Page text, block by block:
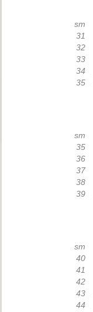
sm
31
32
33
34
35
sm
35
36
37
38
39
sm
40
41
42
43
44